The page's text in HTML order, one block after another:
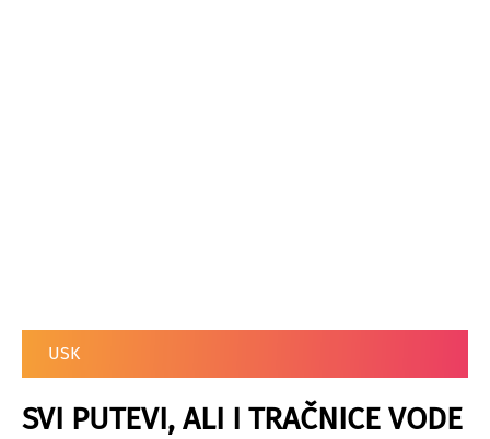
USK
SVI PUTEVI, ALI I TRAČNICE VODE